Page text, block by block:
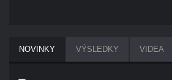
NOVINKY VÝSLEDKY VIDEA